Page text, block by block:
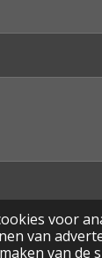
voor
van
van de